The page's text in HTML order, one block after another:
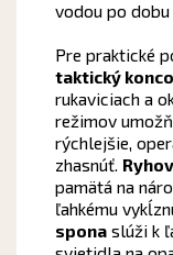
vodou po dobu
Pre praktické
taktický
rukaviciach a
režimov
rýchlejšie,
zhasnúť.
pamätá na
ľahkému
sponaslúži k